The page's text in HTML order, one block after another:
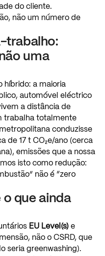
do cliente.
não um número de
trabalho:
uma
híbrido: a maioria
automóvel eléctrico
a distância de
trabalha totalmente
metropolitana conduzisse
de 17 t CO₂e/ano (cerca
emissões que a nossa
isto como redução:
não é “zero
o que ainda
EU Level(s) e
não o CSRD, que
seria greenwashing).